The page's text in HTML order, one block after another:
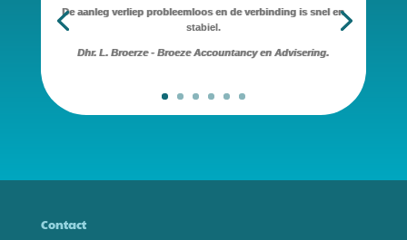
De aanleg verliep probleemloos en de verbinding is snel en
stabiel.
Dhr. L. Broerze - Broeze Accountancy en Advisering.
Contact